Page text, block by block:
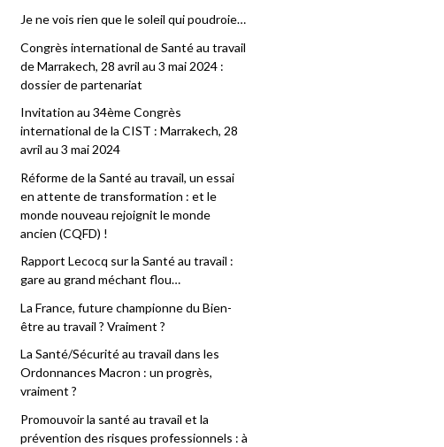
Je ne vois rien que le soleil qui poudroie…
Congrès international de Santé au travail
de Marrakech, 28 avril au 3 mai 2024 :
dossier de partenariat
Invitation au 34ème Congrès
international de la CIST : Marrakech, 28
avril au 3 mai 2024
Réforme de la Santé au travail, un essai
en attente de transformation : et le
monde nouveau rejoignit le monde
ancien (CQFD) !
Rapport Lecocq sur la Santé au travail :
gare au grand méchant flou…
La France, future championne du Bien-
être au travail ? Vraiment ?
La Santé/Sécurité au travail dans les
Ordonnances Macron : un progrès,
vraiment ?
Promouvoir la santé au travail et la
prévention des risques professionnels : à